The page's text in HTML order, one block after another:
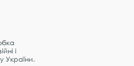
і
України.